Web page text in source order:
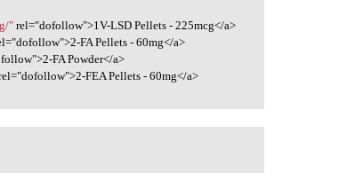
"rel="dofollow">1V-LSD Pellets - 225mcg</a>
FA Pellets - 60mg</a>
FA Powder</a>
FEA Pellets - 60mg</a>